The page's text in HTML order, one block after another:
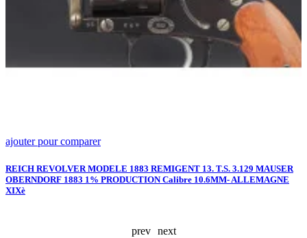
ajouter pour comparer
REICH REVOLVER MODELE 1883 REMIGENT 13. T.S. 3.129 MAUSER
OBERNDORF 1883 1% PRODUCTION Calibre 10.6MM- ALLEMAGNE
XIXè
prev next